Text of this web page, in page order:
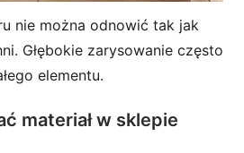
nie można odnowić tak jak
Głębokie zarysowanie często
elementu.
materiał w sklepie